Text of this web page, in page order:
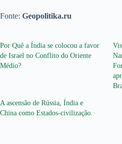
Fonte: Geopolitika.ru
Por Quê a Índia se colocou a favor
de Israel no Conflito do Oriente
Médio?
A ascensão de Rússia, Índia e
China como Estados-civilização.